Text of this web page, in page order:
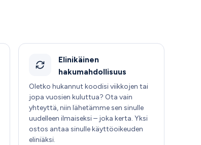
Elinikäinen
hakumahdollisuus
Oletko hukannut koodisi viikkojen tai
jopa vuosien kuluttua? Ota vain
yhteyttä, niin lähetämme sen sinulle
uudelleen ilmaiseksi – joka kerta. Yksi
ostos antaa sinulle käyttöoikeuden
eliniäksi.